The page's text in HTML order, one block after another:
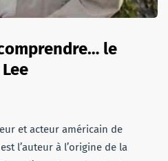
le
et acteur américain de
l’auteur à l’origine de la